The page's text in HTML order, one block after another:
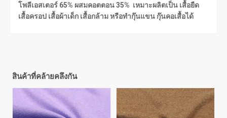
โพลีเอสเตอร์ 65% ผสมคอตตอน 35% เหมาะผลิตเป็น เสื้อยืด
เสื้อครอป เสื้อผ้าเด็ก เสื้อกล้าม หรือทำกุ๊นแขน กุ๊นคอเสื้อได้
สินค้าที่คล้ายคลึงกัน